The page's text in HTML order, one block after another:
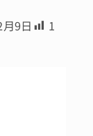
9日 1